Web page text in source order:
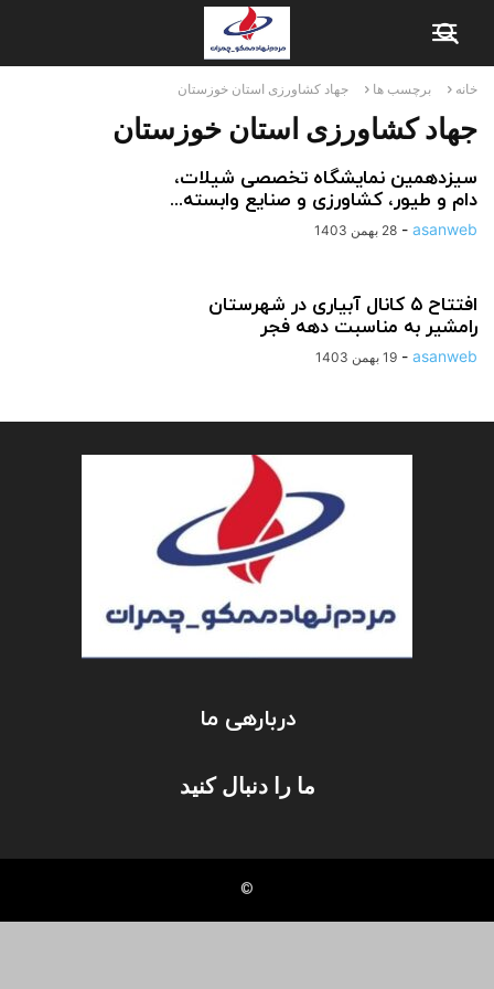
خانه برچسب ها جهاد کشاورزی استان خوزستان
جهاد کشاورزی استان خوزستان
سیزدهمین نمایشگاه تخصصی شیلات،
دام و طیور، کشاورزی و صنایع وابسته...
asanweb
- 28 بهمن 1403
افتتاح ۵ کانال آبیاری در شهرستان
رامشیر به مناسبت دهه فجر
asanweb
- 19 بهمن 1403
دربارهی ما
ما را دنبال کنید
©